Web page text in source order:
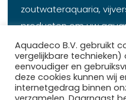
zoutwateraquaria,
producten om uw
op te starten en te
voorraad. Daarbij een
koralen en planten.
Aquadeco B.V. gebruikt
vergelijkbare
eenvoudiger en
deze cookies kunnen wij
internetgedrag binnen